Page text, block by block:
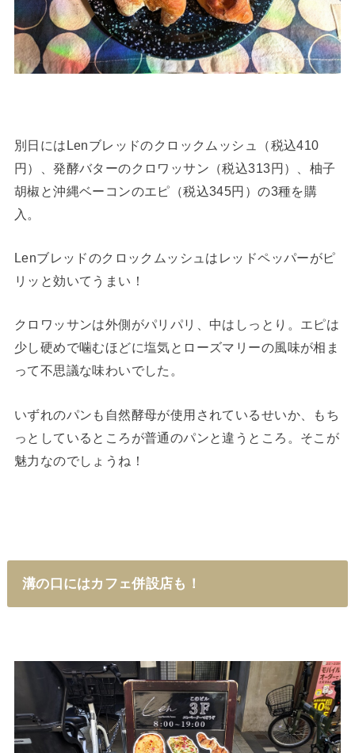
別日にはLenブレッドのクロックムッシュ（税込410
円）、発酵バターのクロワッサン（税込313円）、柚子
胡椒と沖縄ベーコンのエピ（税込345円）の3種を購
入。
Lenブレッドのクロックムッシュはレッドペッパーがピ
リッと効いてうまい！
クロワッサンは外側がパリパリ、中はしっとり。エピは
少し硬めで噛むほどに塩気とローズマリーの風味が相ま
って不思議な味わいでした。
いずれのパンも自然酵母が使用されているせいか、もち
っとしているところが普通のパンと違うところ。そこが
魅力なのでしょうね！
溝の口にはカフェ併設店も！